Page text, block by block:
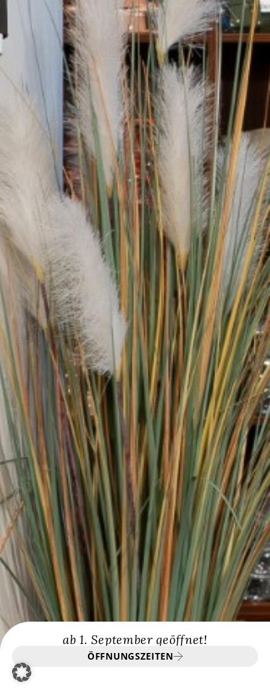
ab 1. September geöffnet!
ÖFFNUNGSZEITEN